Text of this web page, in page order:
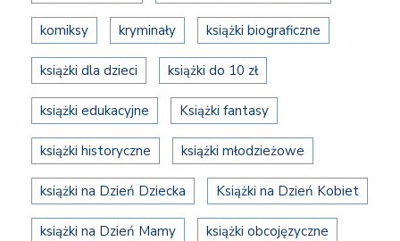
komiksy kryminały książki biograficzne
książki dla dzieci książki do 10 zł
książki edukacyjne Książki fantasy
książki historyczne książki młodzieżowe
książki na Dzień Dziecka Książki na Dzień Kobiet
książki na Dzień Mamy książki obcojęzyczne